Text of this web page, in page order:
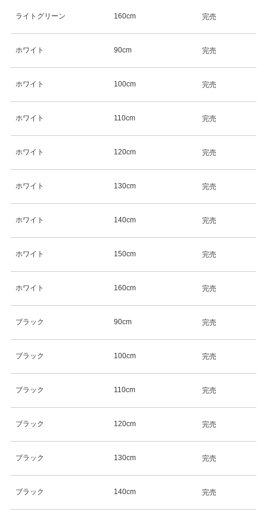
ライトグリーン 160cm 完売
ホワイト 90cm 完売
ホワイト 100cm 完売
ホワイト 110cm 完売
ホワイト 120cm 完売
ホワイト 130cm 完売
ホワイト 140cm 完売
ホワイト 150cm 完売
ホワイト 160cm 完売
ブラック 90cm 完売
ブラック 100cm 完売
ブラック 110cm 完売
ブラック 120cm 完売
ブラック 130cm 完売
ブラック 140cm 完売